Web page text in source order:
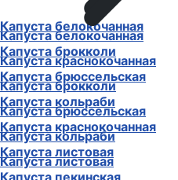
Капуста белокочанная
Капуста брокколи
Капуста брюссельская
Капуста кольраби
Капуста краснокочанная
Капуста листовая
Капуста пекинская
Капуста белокочанная
Капуста краснокочанная
Капуста брокколи
Капуста брюссельская
Капуста кольраби
Капуста листовая